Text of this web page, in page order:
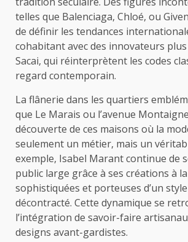
telles que Balenciaga, Chloé, ou
de définir les tendances
cohabitant avec des innovateurs
Sacai, qui réinterprètent les codes
regard contemporain.
La flânerie dans les quartiers
que Le Marais ou l’avenue
découverte de ces maisons où la
seulement un métier, mais un
exemple, Isabel Marant continue de
public large grâce à ses créations à
sophistiquées et porteuses d’un
décontracté. Cette dynamique se
l’intégration de savoir-faire
designs avant-gardistes.